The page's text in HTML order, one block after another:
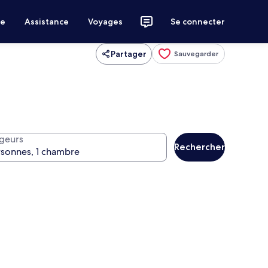
Assistance Voyages Se connecter
Partager Sauvegarder
Rechercher